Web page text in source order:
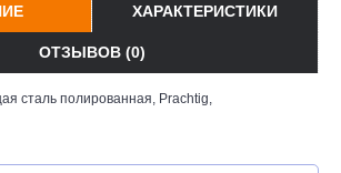
ХАРАКТЕРИСТИКИ
ОТЗЫВОВ (0)
сталь полированная, Prachtig,